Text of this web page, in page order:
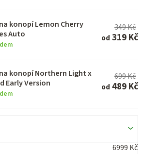
konopí Lemon Cherry
Auto
349 Kč
od 319 Kč
konopí Northern Light x
Early Version
699 Kč
od 489 Kč
6999 Kč